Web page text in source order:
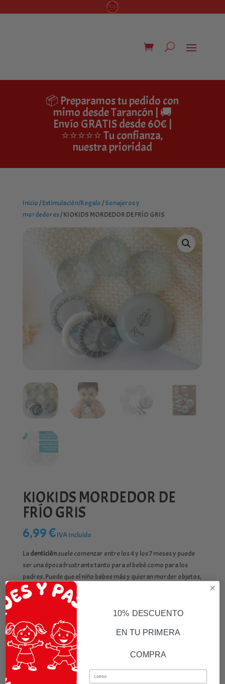
📦 Preparamos tu pedido con
mimo desde Tarancón | 🚚
Envío GRATIS desde 60€ |
⭐⭐⭐⭐⭐ Tu confianza,
nuestra prioridad
Inicio /Estimulación/Regalo /Sonajeros y
mordedores/ KIOKIDS MORDEDOR DE FRÍO GRIS
KIOKIDS MORDEDOR DE
FRÍO GRIS
6,99€IVA Incluído
Ladenticiónsuele comenzar entre los 4 y los 7 meses y puede
ser una época frustrante tanto para el bebé como para los
padres. Puede que el niño babee más y quieran morder objetos,
y seguramente resultará molesto y el niño estará más
irritable.
estos
, debemos dar al bebé algo para
morder, y si es frío mucho mejor. Para ello contamos con una
completa colección de mordedores de frío, muy fáciles de
sujetar, con diferentes colores y texturas
para
masajear lasencías
enfriarse en el frigorífico, mejorarán los síntomas de la
10% DESCUENTO
EN TU PRIMERA
COMPRA
Email